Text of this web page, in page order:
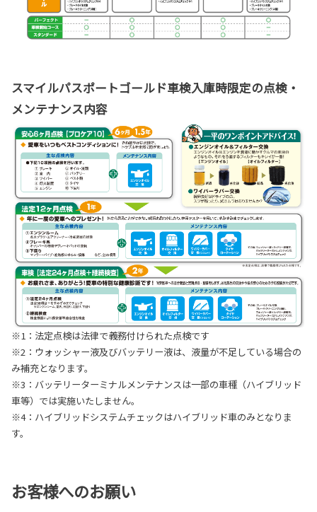
スマイルパスポートゴールド車検入庫時限定の点検・
メンテナンス内容
※1：法定点検は法律で義務付けられた点検です
※2：ウォッシャー液及びバッテリー液は、液量が不足している場合の
み補充となります。
※3：バッテリーターミナルメンテナンスは一部の車種（ハイブリッド
車等）では実施いたしません。
※4：ハイブリッドシステムチェックはハイブリッド車のみとなりま
す。
お客様へのお願い